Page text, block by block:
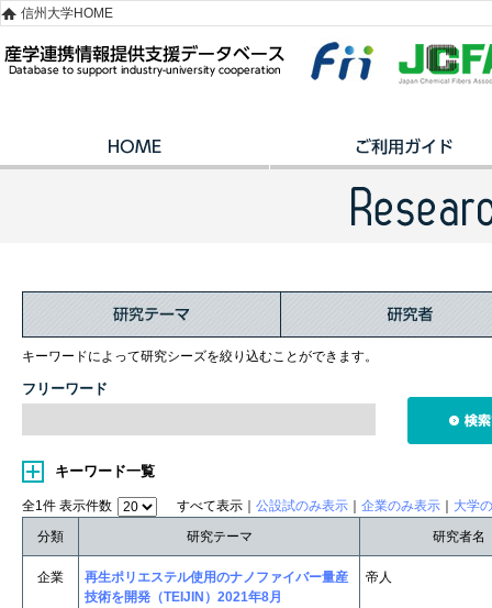
信州大学HOME
キーワードによって研究シーズを絞り込むことができます。
フリーワード
キーワード一覧
全1件 表示件数 すべて表示｜ 公設試のみ表示 企業のみ表示
大学
分類
研究テーマ 研究者名
企業
再生ポリエステル使用のナノファイバー量産
技術を開発（TEIJIN）2021年8月
帝人